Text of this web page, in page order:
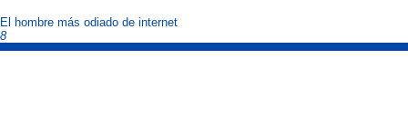
El hombre más odiado de internet
8